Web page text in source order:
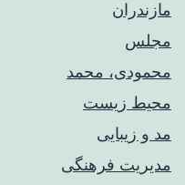
مازندران
مجلس
محمودی، محمد
محیط زیست
مد و زیبایی
مدیریت فرهنگی